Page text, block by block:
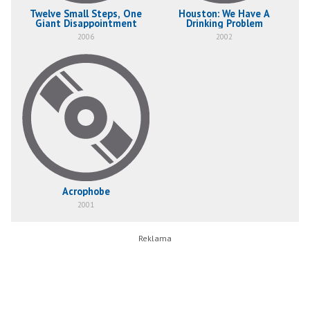
Twelve Small Steps, One
Giant Disappointment
2006
Houston: We Have A
Drinking Problem
2002
Acrophobe
2001